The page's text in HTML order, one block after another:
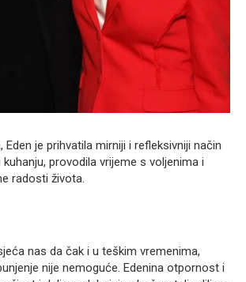
Eden je prihvatila mirniji i refleksivniji način
kuhanju, provodila vrijeme s voljenima i
radosti života.
nas da čak i u teškim vremenima,
nije nemoguće. Edenina otpornost i